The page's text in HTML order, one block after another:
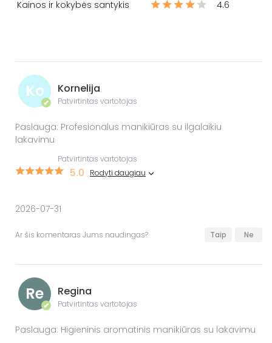
Kainos ir kokybės santykis 4.6
Ko
✔
Kornelija
Patvirtintas vartotojas
Paslauga: Profesionalus manikiūras su ilgalaikiu
lakavimu
Patvirtintas vartotojas
5.0 Rodyti daugiau
2026-07-31
Ar šis komentaras Jums naudingas? Taip Ne
Re
✔
Regina
Patvirtintas vartotojas
Paslauga: Higieninis aromatinis manikiūras su lakavimu